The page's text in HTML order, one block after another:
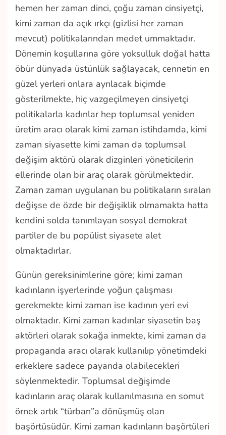
hemen her zaman dinci, çoğu zaman cinsiyetçi,
kimi zaman da açık ırkçı (gizlisi her zaman
mevcut) politikalarından medet ummaktadır.
Dönemin koşullarına göre yoksulluk doğal hatta
öbür dünyada üstünlük sağlayacak, cennetin en
güzel yerleri onlara ayrılacak biçimde
gösterilmekte, hiç vazgeçilmeyen cinsiyetçi
politikalarla kadınlar hep toplumsal yeniden
üretim aracı olarak kimi zaman istihdamda, kimi
zaman siyasette kimi zaman da toplumsal
değişim aktörü olarak dizginleri yöneticilerin
ellerinde olan bir araç olarak görülmektedir.
Zaman zaman uygulanan bu politikaların sıraları
değişse de özde bir değişiklik olmamakta hatta
kendini solda tanımlayan sosyal demokrat
partiler de bu popülist siyasete alet
olmaktadırlar.
Günün gereksinimlerine göre; kimi zaman
kadınların işyerlerinde yoğun çalışması
gerekmekte kimi zaman ise kadının yeri evi
olmaktadır. Kimi zaman kadınlar siyasetin baş
aktörleri olarak sokağa inmekte, kimi zaman da
propaganda aracı olarak kullanılıp yönetimdeki
erkeklere sadece payanda olabilecekleri
söylenmektedir. Toplumsal değişimde
kadınların araç olarak kullanılmasına en somut
örnek artık “türban”a dönüşmüş olan
başörtüsüdür. Kimi zaman kadınların başörtüleri